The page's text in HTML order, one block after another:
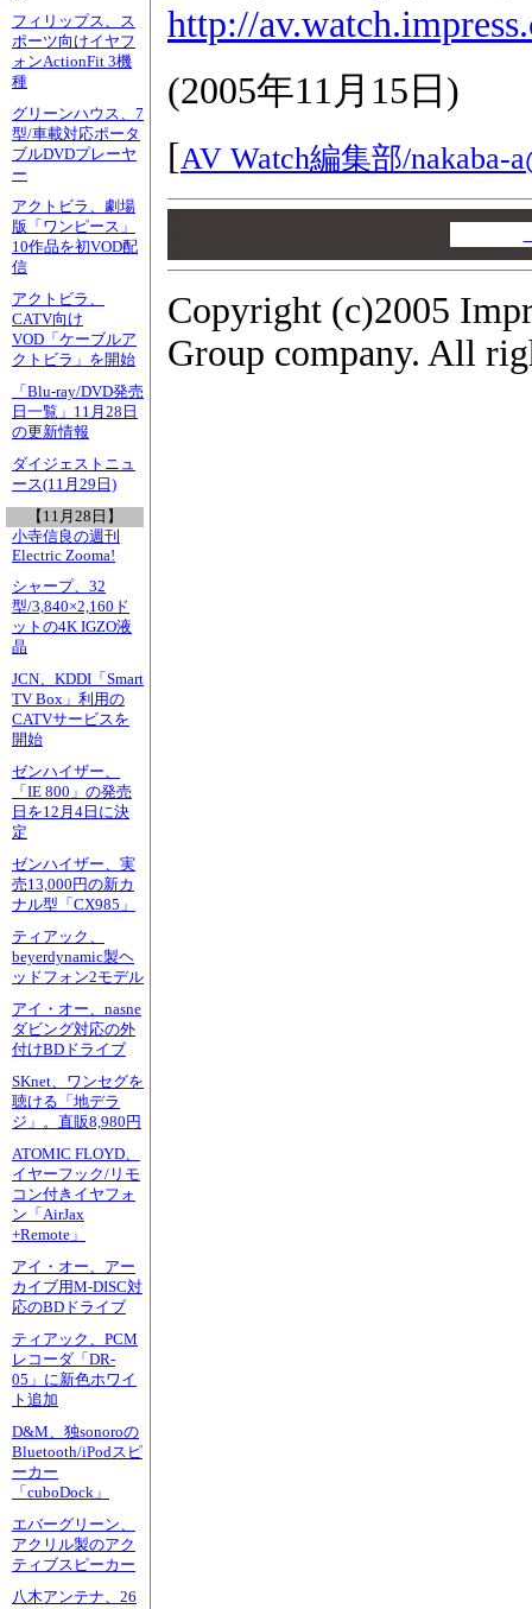
フィリップス、ス
ポーツ向けイヤフ
ォンActionFit 3機
種
グリーンハウス、7
型/車載対応ポータ
ブルDVDプレーヤ
ー
アクトビラ、劇場
版「ワンピース」
10作品を初VOD配
信
アクトビラ、
CATV向け
VOD「ケーブルア
クトビラ」を開始
「Blu-ray/DVD発売
日一覧」11月28日
の更新情報
ダイジェストニュ
ース(11月29日)
【11月28日】
小寺信良の週刊
Electric Zooma!
シャープ、32
型/3,840×2,160ド
ットの4K IGZO液
晶
JCN、KDDI「Smart
TV Box」利用の
CATVサービスを
開始
ゼンハイザー、
「IE 800」の発売
日を12月4日に決
定
ゼンハイザー、実
売13,000円の新カ
ナル型「CX985」
ティアック、
beyerdynamic製ヘ
ッドフォン2モデル
アイ・オー、nasne
ダビング対応の外
付けBDドライブ
SKnet、ワンセグを
聴ける「地デラ
ジ」。直販8,980円
ATOMIC FLOYD、
イヤーフック/リモ
コン付きイヤフォ
ン「AirJax
+Remote」
アイ・オー、アー
カイブ用M-DISC対
応のBDドライブ
ティアック、PCM
レコーダ「DR-
05」に新色ホワイ
ト追加
D&M、独sonoroの
Bluetooth/iPodスピ
ーカー
「cuboDock」
エバーグリーン、
アクリル製のアク
ティブスピーカー
八木アンテナ、26
http://
(2005年11月15日 )
[AV Watch編集部/nakaba-
Copyright (c)2005
Group company. All